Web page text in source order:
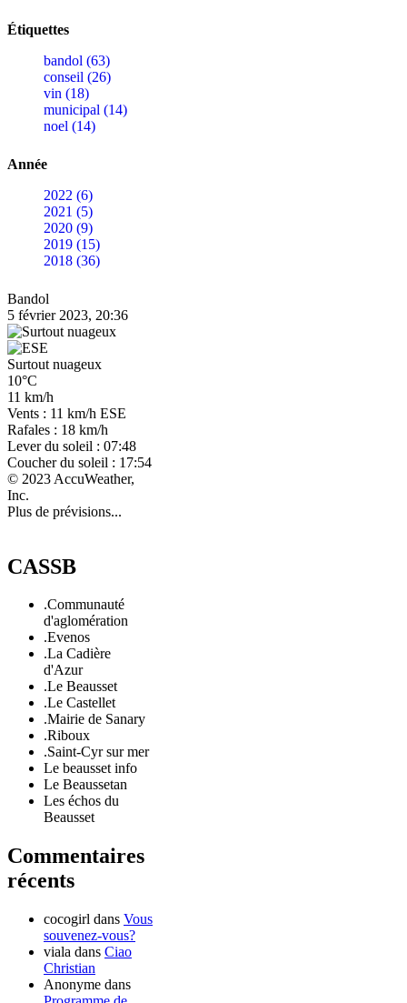
Étiquettes
bandol (63)
conseil (26)
vin (18)
municipal (14)
noel (14)
Année
2022 (6)
2021 (5)
2020 (9)
2019 (15)
2018 (36)
Bandol
5 février 2023, 20:36
Surtout nuageux
10°C
11 km/h
Vents : 11 km/h ESE
Rafales : 18 km/h
Lever du soleil : 07:48
Coucher du soleil : 17:54
© 2023 AccuWeather,
Inc.
Plus de prévisions...
CASSB
.Communauté
d'aglomération
.Evenos
.La Cadière
d'Azur
.Le Beausset
.Le Castellet
.Mairie de Sanary
.Riboux
.Saint-Cyr sur mer
Le beausset info
Le Beaussetan
Les échos du
Beausset
Commentaires
récents
cocogirl dans Vous
souvenez-vous?
viala dans Ciao
Christian
Anonyme dans